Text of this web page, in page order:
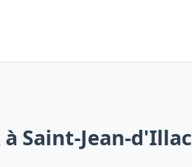
Saint-Jean-d'Illac